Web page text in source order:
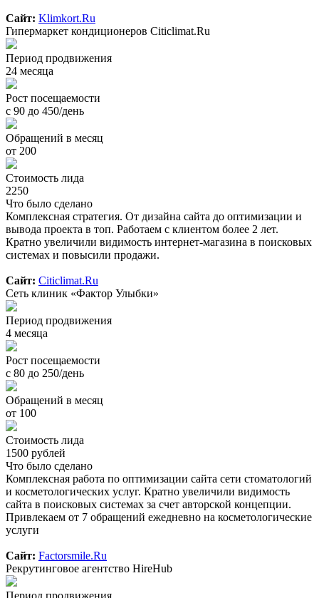
Сайт: Klimkort.Ru
Гипермаркет кондиционеров Citiclimat.Ru
Период продвижения
24 месяца
Рост посещаемости
с 90 до 450/день
Обращений в месяц
от 200
Стоимость лида
2250
Что было сделано
Комплексная стратегия. От дизайна сайта до оптимизации и
вывода проекта в топ. Работаем с клиентом более 2 лет.
Кратно увеличили видимость интернет-магазина в поисковых
системах и повысили продажи.
Сайт: Citiclimat.Ru
Сеть клиник «Фактор Улыбки»
Период продвижения
4 месяца
Рост посещаемости
с 80 до 250/день
Обращений в месяц
от 100
Стоимость лида
1500 рублей
Что было сделано
Комплексная работа по оптимизации сайта сети стоматологий
и косметологических услуг. Кратно увеличили видимость
сайта в поисковых системах за счет авторской концепции.
Привлекаем от 7 обращений ежедневно на косметологические
услуги
Сайт: Factorsmile.Ru
Рекрутинговое агентство HireHub